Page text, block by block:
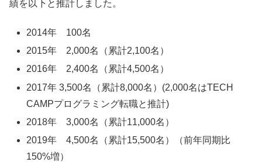
績を以下と推計しました。
2014年 100名
2015年 2,000名（累計2,100名）
2016年 2,400名（累計4,500名）
2017年 3,500名（累計8,000名）(2,000名はTECH
CAMPプログラミング転職と推計)
2018年 3,000名（累計11,000名）
2019年 4,500名（累計15,500名）（前年同期比
150%増）